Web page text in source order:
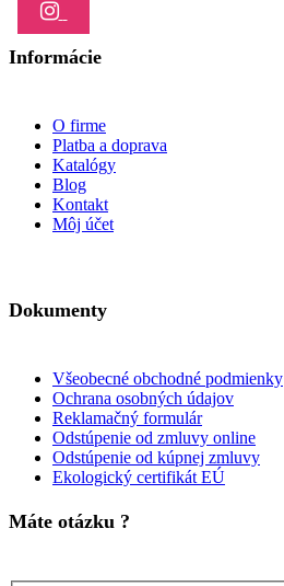
Informácie
O firme
Platba a doprava
Katalógy
Blog
Kontakt
Môj účet
Dokumenty
Všeobecné obchodné podmienky
Ochrana osobných údajov
Reklamačný formulár
Odstúpenie od zmluvy online
Odstúpenie od kúpnej zmluvy
Ekologický certifikát EÚ
Máte otázku ?